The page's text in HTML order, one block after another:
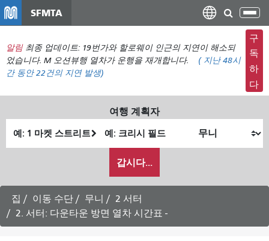
텐
츠
건
너
기
SFMTA
탐
색
메
뉴
전
환
알림 최종 업데이트: 19번가와 할로웨이 인근의 지연이 해소되
었습니다. M 오션뷰행 열차가 운행을 재개합니다.
( 지난 48시
간 동안22건의 지연 발생)
구
독
하
다
여행 계획자
가
여
행
하
고
갑시다...
집 이동 수단 무니
2 서터
2. 서터: 다운타운 방면 열차 시간표 -